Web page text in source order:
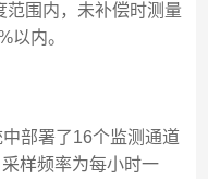
围内，未补偿时测量
以内。
部署了16个监测通道
样频率为每小时一